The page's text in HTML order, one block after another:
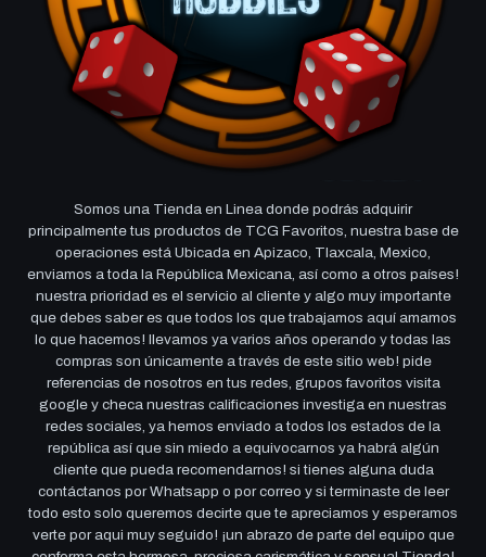
Somos una Tienda en Linea donde podrás adquirir
principalmente tus productos de TCG Favoritos, nuestra base de
operaciones está Ubicada en Apizaco, Tlaxcala, Mexico,
enviamos a toda la República Mexicana, así como a otros países!
nuestra prioridad es el servicio al cliente y algo muy importante
que debes saber es que todos los que trabajamos aquí amamos
lo que hacemos! llevamos ya varios años operando y todas las
compras son únicamente a través de este sitio web! pide
referencias de nosotros en tus redes, grupos favoritos visita
google y checa nuestras calificaciones investiga en nuestras
redes sociales, ya hemos enviado a todos los estados de la
república así que sin miedo a equivocarnos ya habrá algún
cliente que pueda recomendarnos! si tienes alguna duda
contáctanos por Whatsapp o por correo y si terminaste de leer
todo esto solo queremos decirte que te apreciamos y esperamos
verte por aqui muy seguido! ¡un abrazo de parte del equipo que